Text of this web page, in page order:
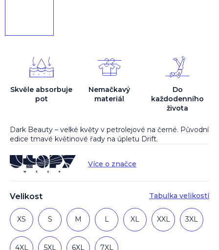
Velikost Tabulka velikostí
XS S M L XL XXL 3XL
4XL 5XL 6XL 7XL
Dark Beauty – velké květy v petrolejové na černé. Původní
edice tmavé květinové řady na úpletu Drift.
Více o značce
Skvěle absorbuje
pot
Nemačkavý
materiál
Do
každodenního
života